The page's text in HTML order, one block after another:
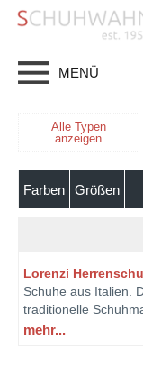
MENÜ
Alle Typen
anzeigen
Farben Größen
Lorenzi
Schuhe aus Italien.
traditionelle
mehr...